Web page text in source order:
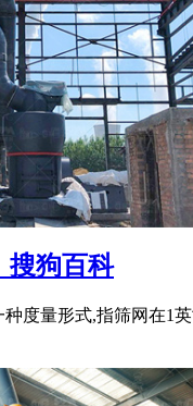
搜狗百科
度量形式,指筛网在1